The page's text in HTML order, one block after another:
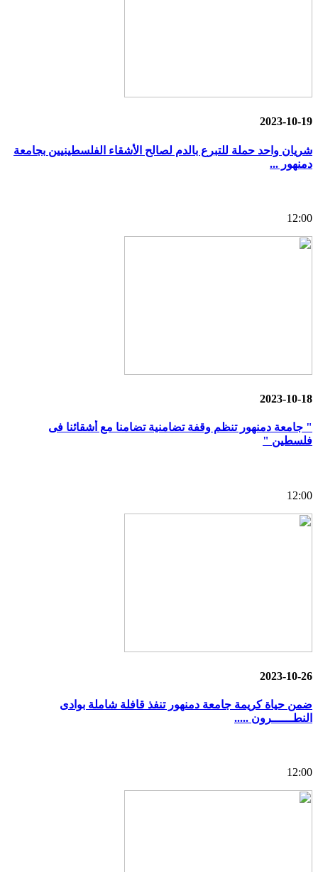
2023-10-19
شريان واحد حملة للتبرع بالدم لصالح الأشقاء الفلسطينيين بجامعة
دمنهور ...
12:00
2023-10-18
" جامعة دمنهور تنظم وقفة تضامنية تضامنا مع أشقائنا فى
فلسطين "
12:00
2023-10-26
ضمن حياة كريمة جامعة دمنهور تنفذ قافلة شاملة بوادى
النطــــــرون .....
12:00